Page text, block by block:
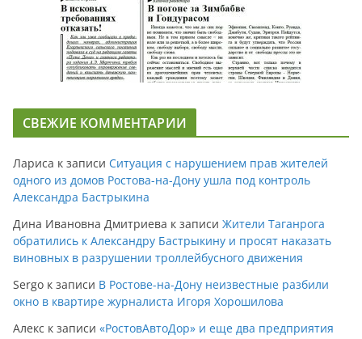
СВЕЖИЕ КОММЕНТАРИИ
Лариса к записи Ситуация с нарушением прав жителей
одного из домов Ростова-на-Дону ушла под контроль
Александра Бастрыкина
Дина Ивановна Дмитриева к записи Жители Таганрога
обратились к Александру Бастрыкину и просят наказать
виновных в разрушении троллейбусного движения
Sergo к записи В Ростове-на-Дону неизвестные разбили
окно в квартире журналиста Игоря Хорошилова
Алекс к записи «РостовАвтоДор» и еще два предприятия